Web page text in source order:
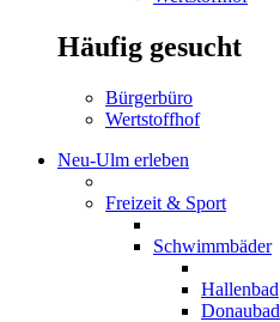
Häufig gesucht
Bürgerbüro
Wertstoffhof
Neu-Ulm erleben
Freizeit & Sport
Schwimmbäder
Hallenbad
Donaubad